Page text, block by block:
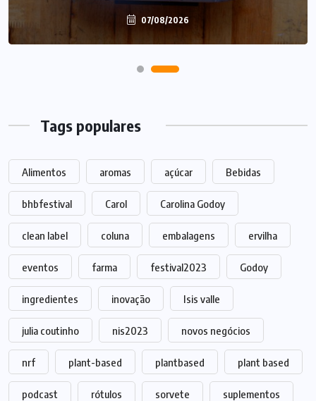
07/08/2026
Tags populares
Alimentos aromas açúcar Bebidas
bhbfestival Carol Carolina Godoy
clean label coluna embalagens ervilha
eventos farma festival2023 Godoy
ingredientes inovação Isis valle
julia coutinho nis2023 novos negócios
nrf plant-based plantbased plant based
podcast rótulos sorvete suplementos